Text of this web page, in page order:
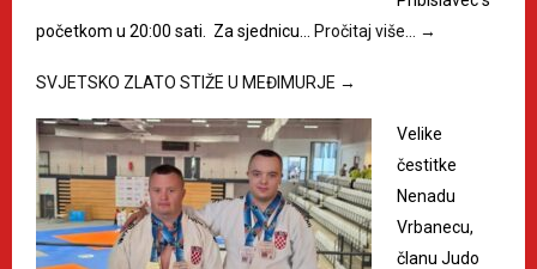
početkom u 20:00 sati. Za sjednicu…
Pročitaj više… →
SVJETSKO ZLATO STIŽE U MEĐIMURJE →
Velike
čestitke
Nenadu
Vrbanecu,
članu Judo